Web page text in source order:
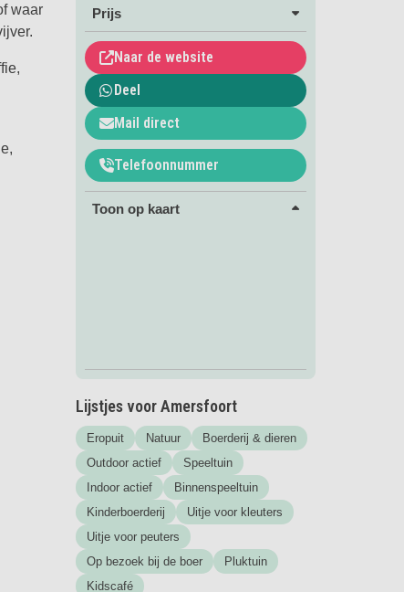
waar
Prijs
Naar de website
Deel
Mail direct
Telefoonnummer
Toon op kaart
Lijstjes voor Amersfoort
Eropuit Natuur
Boerderij & dieren
Outdoor actief
Speeltuin
Indoor actief
Binnenspeeltuin
Kinderboerderij
Uitje voor kleuters
Uitje voor peuters
Op bezoek bij de boer
Pluktuin
Kidscafé